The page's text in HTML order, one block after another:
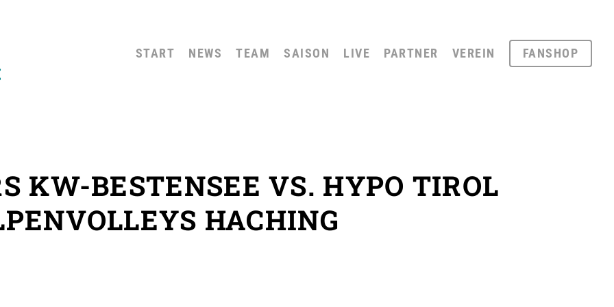
START NEWS TEAM SAISON LIVE PARTNER VEREIN FANSHOP
KW-BESTENSEE VS. HYPO TIROL
HACHING